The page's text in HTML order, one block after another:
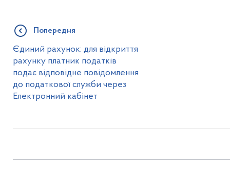
Попередня
Єдиний рахунок: для відкриття
рахунку платник податків
подає відповідне повідомлення
до податкової служби через
Електронний кабінет